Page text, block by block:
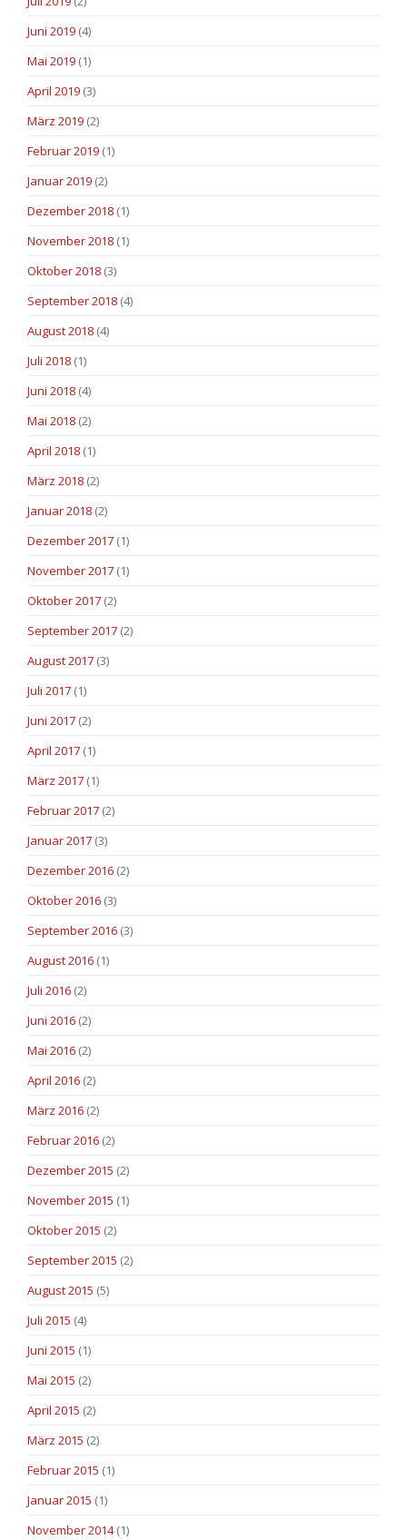
Juni 2019 (4)
Mai 2019 (1)
April 2019 (3)
März 2019 (2)
Februar 2019 (1)
Januar 2019 (2)
Dezember 2018 (1)
November 2018 (1)
Oktober 2018 (3)
September 2018 (4)
August 2018 (4)
Juli 2018 (1)
Juni 2018 (4)
Mai 2018 (2)
April 2018 (1)
März 2018 (2)
Januar 2018 (2)
Dezember 2017 (1)
November 2017 (1)
Oktober 2017 (2)
September 2017 (2)
August 2017 (3)
Juli 2017 (1)
Juni 2017 (2)
April 2017 (1)
März 2017 (1)
Februar 2017 (2)
Januar 2017 (3)
Dezember 2016 (2)
Oktober 2016 (3)
September 2016 (3)
August 2016 (1)
Juli 2016 (2)
Juni 2016 (2)
Mai 2016 (2)
April 2016 (2)
März 2016 (2)
Februar 2016 (2)
Dezember 2015 (2)
November 2015 (1)
Oktober 2015 (2)
September 2015 (2)
August 2015 (5)
Juli 2015 (4)
Juni 2015 (1)
Mai 2015 (2)
April 2015 (2)
März 2015 (2)
Februar 2015 (1)
Januar 2015 (1)
November 2014(1)